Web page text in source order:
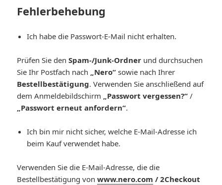
Fehlerbehebung
Ich habe die Passwort-E-Mail nicht erhalten.
Prüfen Sie denSpam-/Junk-Ordner und durchsuchen
Sie Ihr Postfach nach
„Nero“ sowie nach Ihrer
Bestellbestätigung. Verwenden Sie anschließend auf
dem Anmeldebildschirm
„Passwort vergessen?“ /
„Passwort erneut anfordern“.
Ich bin mir nicht sicher, welche E-Mail-Adresse ich
beim Kauf verwendet habe.
Verwenden Sie die E-Mail-Adresse, die die
Bestellbestätigung vonwww.nero.com / 2Checkout